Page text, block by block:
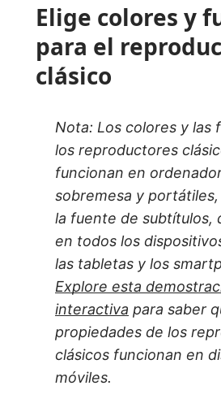
Elige colores y
para el
clásico
Nota: Los colores y las
los reproductores
funcionan en
sobremesa y
la fuente de subtítulos,
en todos los
las tabletas y los
Explore esta
interactiva para saber
propiedades de los
clásicos funcionan en
móviles.